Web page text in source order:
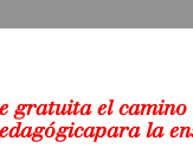
gratuita el camino
la